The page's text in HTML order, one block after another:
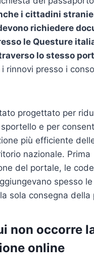
i cittadini
richiedere
le Questure
lo stesso
rinnovi presso i
progettato per
e per
più efficiente
nazionale. Prima
del portale, le
spesso
sola consegna della
non occorre
online